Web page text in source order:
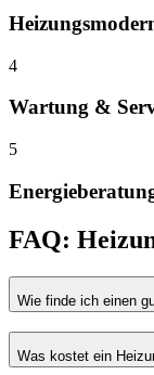
4
Wartung &
5
FAQ:
Wie finde ich einen
Was kostet ein